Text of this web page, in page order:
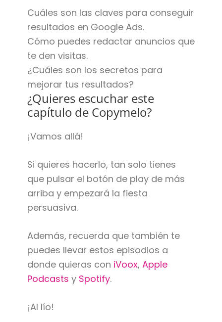
Cuáles son las claves para conseguir
resultados en Google Ads.
Cómo puedes redactar anuncios que
te den visitas.
¿Cuáles son los secretos para
mejorar tus resultados?
¿Quieres escuchar este
capítulo de Copymelo?
¡Vamos allá!
Si quieres hacerlo, tan solo tienes
que pulsar el botón de play de más
arriba y empezará la fiesta
persuasiva.
Además, recuerda que también te
puedes llevar estos episodios a
donde quieras con iVoox, Apple
Podcasts y Spotify.
¡Al lío!